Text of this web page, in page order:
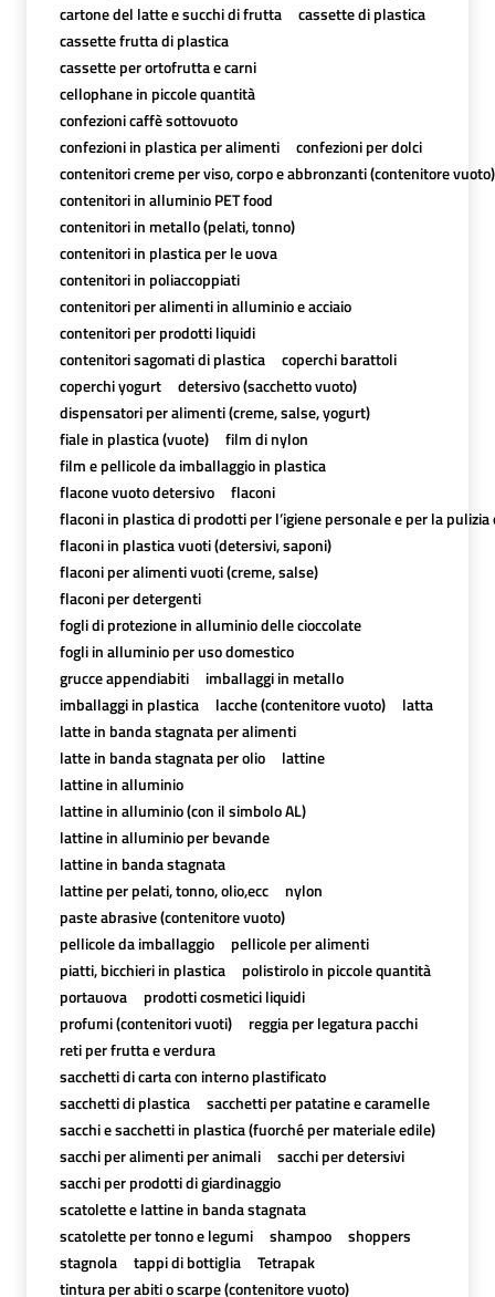
cartone del latte e succhi di frutta
cassette di plastica
cassette frutta di plastica
cassette per ortofrutta e carni
cellophane in piccole quantità
confezioni caffè sottovuoto
confezioni in plastica per alimenti
confezioni per dolci
contenitori creme per viso, corpo e abbronzanti (contenitore vuoto)
contenitori in alluminio PET food
contenitori in metallo (pelati, tonno)
contenitori in plastica per le uova
contenitori in poliaccoppiati
contenitori per alimenti in alluminio e acciaio
contenitori per prodotti liquidi
contenitori sagomati di plastica
coperchi barattoli
coperchi yogurt
detersivo (sacchetto vuoto)
dispensatori per alimenti (creme, salse, yogurt)
fiale in plastica (vuote)
film di nylon
film e pellicole da imballaggio in plastica
flacone vuoto detersivo
flaconi
flaconi in plastica di prodotti per l’igiene personale e per la pulizia
flaconi in plastica vuoti (detersivi, saponi)
flaconi per alimenti vuoti (creme, salse)
flaconi per detergenti
fogli di protezione in alluminio delle cioccolate
fogli in alluminio per uso domestico
grucce appendiabiti
imballaggi in metallo
imballaggi in plastica
lacche (contenitore vuoto)
latta
latte in banda stagnata per alimenti
latte in banda stagnata per olio
lattine
lattine in alluminio
lattine in alluminio (con il simbolo AL)
lattine in alluminio per bevande
lattine in banda stagnata
lattine per pelati, tonno, olio,ecc
nylon
paste abrasive (contenitore vuoto)
pellicole da imballaggio
pellicole per alimenti
piatti, bicchieri in plastica
polistirolo in piccole quantità
portauova
prodotti cosmetici liquidi
profumi (contenitori vuoti)
reggia per legatura pacchi
reti per frutta e verdura
sacchetti di carta con interno plastificato
sacchetti di plastica
sacchetti per patatine e caramelle
sacchi e sacchetti in plastica (fuorché per materiale edile)
sacchi per alimenti per animali
sacchi per detersivi
sacchi per prodotti di giardinaggio
scatolette e lattine in banda stagnata
scatolette per tonno e legumi
shampoo
shoppers
stagnola
tappi di bottiglia
Tetrapak
tintura per abiti o scarpe (contenitore vuoto)